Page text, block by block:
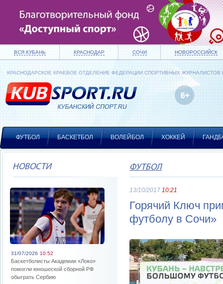
ВСЯ КУБАНЬ КРАСНОДАР СОЧИ НОВОРОССИЙСК
КРАСНОДАРСКОЕ КРАЕВОЕ ОТДЕЛЕНИЕ ФЕДЕРАЦИИ СПОРТИВНЫХ ЖУРНАЛИСТОВ
ФУТБОЛ БАСКЕТБОЛ ВОЛЕЙБОЛ ХОККЕЙ
НОВОСТИ
31/07/2026 10:52
Баскетболисты Академии «Локо»
помогли юношеской сборной РФ
обыграть Сербию
ФУТБОЛ
13/10/2017 10:21
Горячий Ключ
футболу в Сочи»